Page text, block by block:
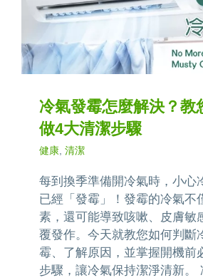
冷氣發霉怎麼解決？教
做4大清潔步驟
健康 清潔
每到換季準備開冷氣時，小心
已經「發霉」！發霉的冷氣不
素，還可能導致咳嗽、皮膚敏
覆發作。今天就教您如何判斷
霉、了解原因，並掌握開機前
步驟，讓冷氣保持潔淨清新。